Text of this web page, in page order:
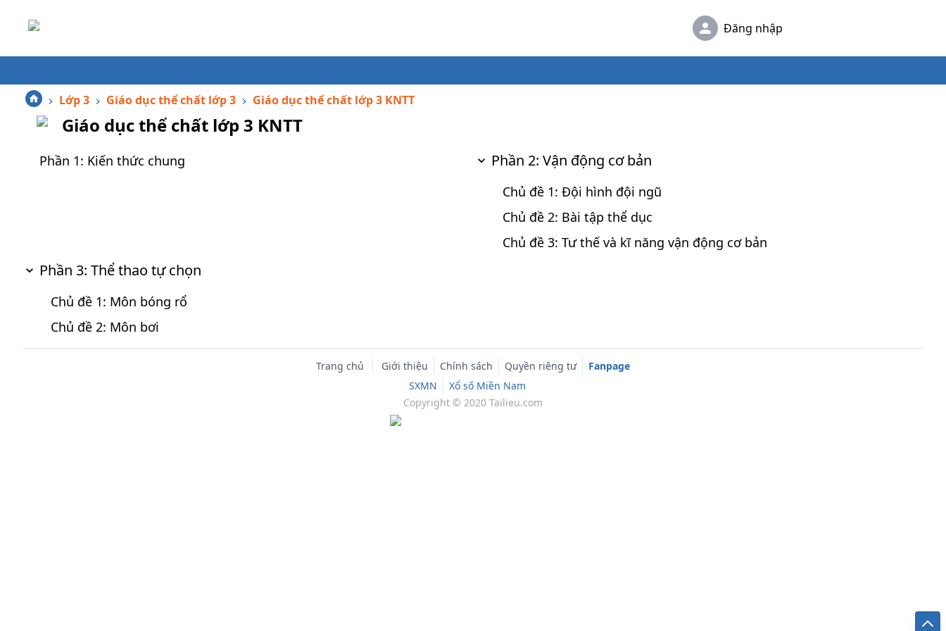
Đăng nhập
Lớp 3 Giáo dục thể chất lớp 3 Giáo dục thể chất lớp 3 KNTT
Giáo dục thể chất lớp 3 KNTT
Phần 1: Kiến thức chung Phần 2: Vận động cơ bản
Chủ đề 1: Đội hình đội ngũ
Chủ đề 2: Bài tập thể dục
Chủ đề 3: Tư thế và kĩ năng vận động cơ bản
Phần 3: Thể thao tự chọn
Chủ đề 1: Môn bóng rổ
Chủ đề 2: Môn bơi
Trang chủ Giới thiệu Chính sách Quyền riêng tư
Fanpage
SXMN
Xổ số Miền Nam
Copyright © 2020 Tailieu.com